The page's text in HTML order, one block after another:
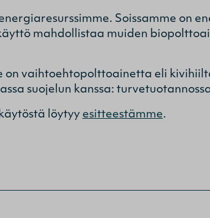
Soissamme on
mahdollistaa muiden
on vaihtoehtopolttoainetta eli
suojelun kanssa:
löytyy esitteestämme.